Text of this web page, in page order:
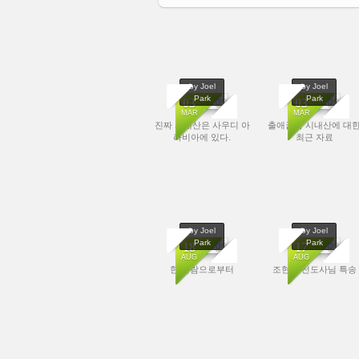
No Image
03
MAR
by Joel
Park
5726
진짜 시내산은 사우디 아
라비아에 있다.
No Image
03
MAR
by Joel
Park
5239
출애굽과 시내산에 대
최근 자료
No Image
18
AUG
by Joel
Park
12603
한 사람으로부터
No Image
17
AUG
by Joel
Park
16072
조현민 전도사님 특송